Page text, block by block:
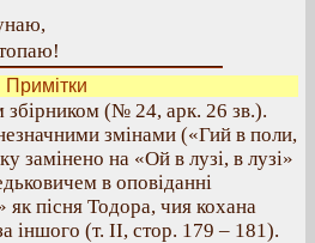
Примітки
збірником (№ 24, арк. 26 зв.).
змінами («Гий в поли,
замінено на «Ой в лузі, в лузі»
в оповіданні
як пісня Тодора, чия кохана
іншого (т. II, стор. 179 – 181).